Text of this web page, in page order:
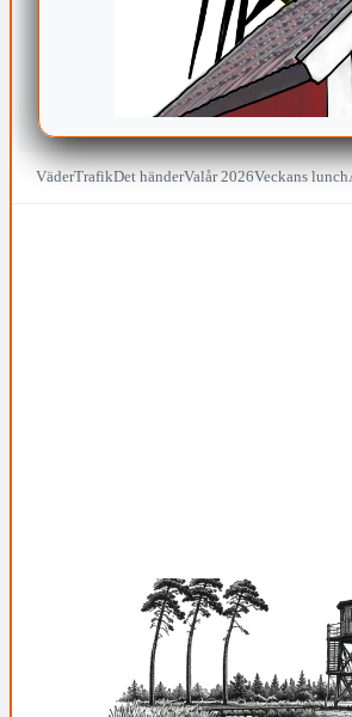
VäderTrafikDet händerValår 2026Veckans lunch